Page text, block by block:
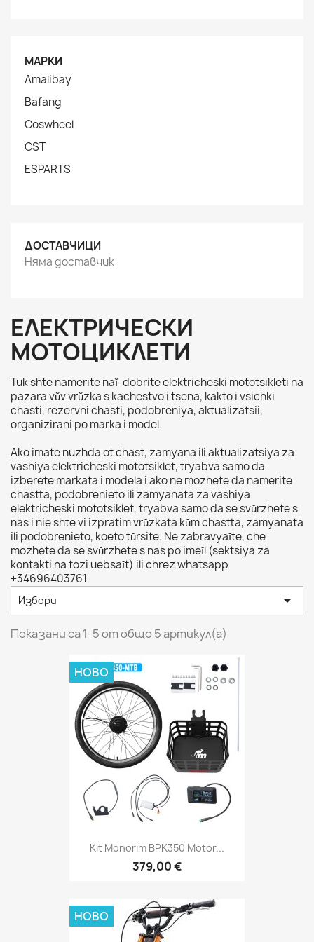
МАРКИ
Amalibay
Bafang
Coswheel
CST
ESPARTS
ДОСТАВЧИЦИ
Няма доставчик
ЕЛЕКТРИЧЕСКИ
МОТОЦИКЛЕТИ
Tuk shte namerite naĭ-dobrite elektricheski mototsikleti na
pazara vŭv vrŭzka s kachestvo i tsena, kakto i vsichki
chasti, rezervni chasti, podobreniya, aktualizatsii,
organizirani po marka i model.
Ako imate nuzhda ot chast, zamyana ili aktualizatsiya za
vashiya elektricheski mototsiklet, tryabva samo da
izberete markata i modela i ako ne mozhete da namerite
chastta, podobrenieto ili zamyanata za vashiya
elektricheski mototsiklet, tryabva samo da se svŭrzhete s
nas i nie shte vi izpratim vrŭzkata kŭm chastta, zamyanata
ili podobrenieto, koeto tŭrsite. Ne zabravyaĭte, che
mozhete da se svŭrzhete s nas po imeĭl (sektsiya za
kontakti na tozi uebsaĭt) ili chrez whatsapp
+34696403761
Избери 
Показани са 1-5 от общо 5 артикул(а)
Kit Monorim BPK350 Motor...
379,00 €
НОВО
НОВО